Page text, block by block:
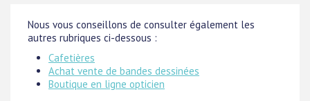
Nous vous conseillons de consulter également les
autres rubriques ci-dessous :
Cafetières
Achat vente de bandes dessinées
Boutique en ligne opticien